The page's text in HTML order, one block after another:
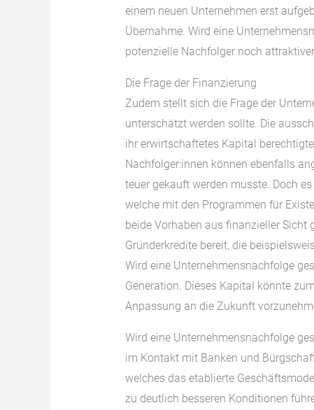
einem neuen Unternehmen erst
Übernahme. Wird eine
potenzielle Nachfolger noch
Die Frage der Finanzierung
Zudem stellt sich die Frage der
unterschätzt werden sollte. Die
ihr erwirtschaftetes Kapital
Nachfolger:innen können ebenfalls
teuer gekauft werden musste. Doch
welche mit den Programmen für
beide Vorhaben aus finanzieller Sicht
Gründerkredite bereit, die
Wird eine Unternehmensnachfolge
Generation. Dieses Kapital könnte
Anpassung an die Zukunft
Wird eine Unternehmensnachfolge
im Kontakt mit Banken und
welches das etablierte
zu deutlich besseren Konditionen